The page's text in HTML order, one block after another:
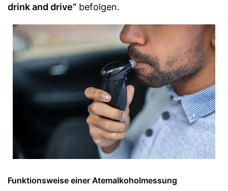
drink and drive“ befolgen.
Funktionsweise einer Atemalkoholmessung